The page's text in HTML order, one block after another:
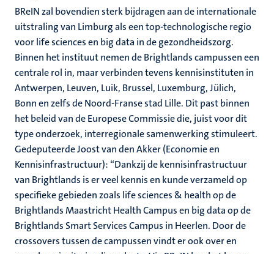
BReIN zal bovendien sterk bijdragen aan de internationale
uitstraling van Limburg als een top-technologische regio
voor life sciences en big data in de gezondheidszorg.
Binnen het instituut nemen de Brightlands campussen een
centrale rol in, maar verbinden tevens kennisinstituten in
Antwerpen, Leuven, Luik, Brussel, Luxemburg, Jülich,
Bonn en zelfs de Noord-Franse stad Lille. Dit past binnen
het beleid van de Europese Commissie die, juist voor dit
type onderzoek, interregionale samenwerking stimuleert.
Gedeputeerde Joost van den Akker (Economie en
Kennisinfrastructuur): “Dankzij de kennisinfrastructuur
van Brightlands is er veel kennis en kunde verzameld op
specifieke gebieden zoals life sciences & health op de
Brightlands Maastricht Health Campus en big data op de
Brightlands Smart Services Campus in Heerlen. Door de
crossovers tussen de campussen vindt er ook over en